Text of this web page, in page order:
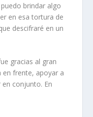
brindar algo
en esa tortura de
descifraré en un
gracias al gran
en frente, apoyar a
conjunto. En